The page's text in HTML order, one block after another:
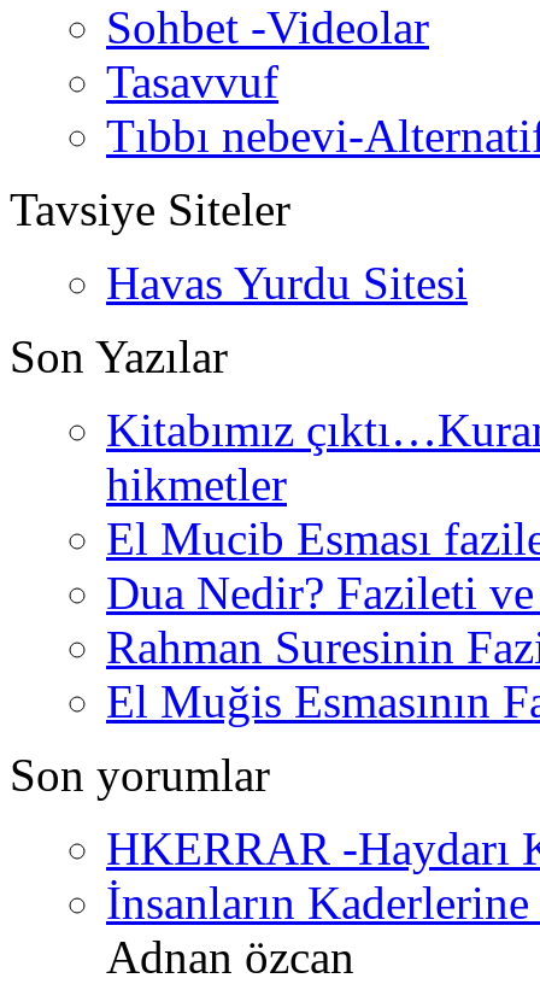
Sohbet -Videolar
Tasavvuf
Tıbbı nebevi-
Tavsiye Siteler
Havas Yurdu Sitesi
Son Yazılar
Kitabımız
hikmetler
El Mucib Esması
Dua Nedir? Fazileti
Rahman Suresinin
El Muğis Esmasının
Son yorumlar
HKERRAR -Haydarı
İnsanların
Adnan özcan